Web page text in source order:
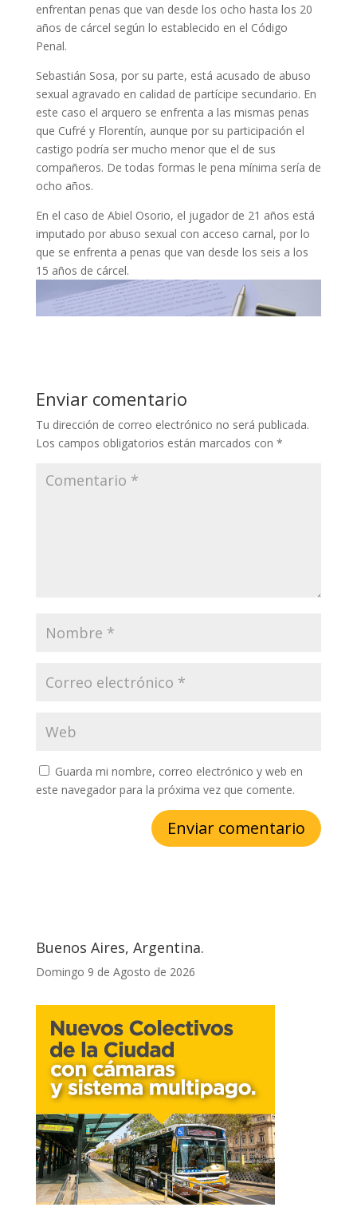
enfrentan penas que van desde los ocho hasta los 20
años de cárcel según lo establecido en el Código
Penal.
Sebastián Sosa, por su parte, está acusado de abuso
sexual agravado en calidad de partícipe secundario. En
este caso el arquero se enfrenta a las mismas penas
que Cufré y Florentín, aunque por su participación el
castigo podría ser mucho menor que el de sus
compañeros. De todas formas le pena mínima sería de
ocho años.
En el caso de Abiel Osorio, el jugador de 21 años está
imputado por abuso sexual con acceso carnal, por lo
que se enfrenta a penas que van desde los seis a los
15 años de cárcel.
Enviar comentario
Tu dirección de correo electrónico no será publicada.
Los campos obligatorios están marcados con *
Guarda mi nombre, correo electrónico y web en
este navegador para la próxima vez que comente.
Buenos Aires, Argentina.
Domingo 9 de Agosto de 2026